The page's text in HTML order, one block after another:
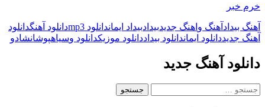
خرم خبر
آهنگ بیداد آهنگ و اهنگ جدیدبیدادبیداد ایماندانلود mp3 دانلود آهنگدانلود
آهنگ جدیددانلود ایماندانلود بیداددانلود موزیکدانلود وسیاهپوشانشادو
دانلود آهنگ جدید
جستجو